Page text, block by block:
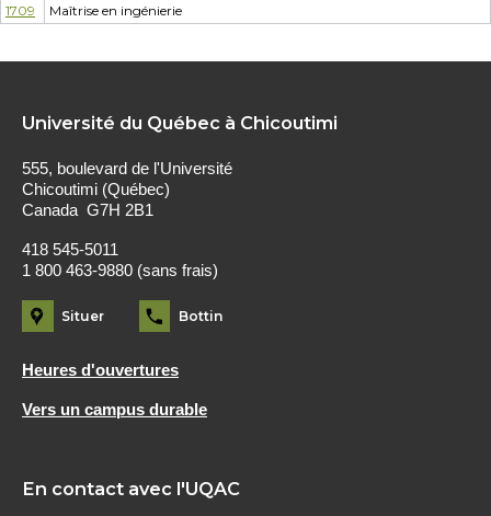
1709
Maîtrise en ingénierie
Université du Québec à Chicoutimi
555, boulevard de l'Université
Chicoutimi (Québec)
Canada G7H 2B1
418 545-5011
1 800 463-9880 (sans frais)
Situer Bottin
Heures d'ouvertures
Vers un campus durable
En contact avec l'UQAC